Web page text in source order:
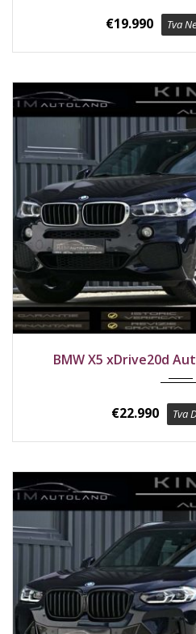
€19.990 Tva
BMW X5 xDrive20d
€22.990 Tva